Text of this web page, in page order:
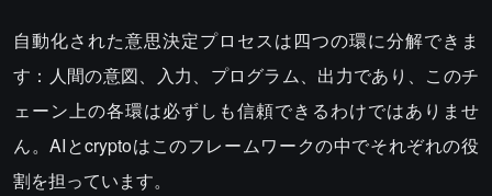
自動化された意思決定プロセスは四つの環に分解できま
す：人間の意図、入力、プログラム、出力であり、このチ
ェーン上の各環は必ずしも信頼できるわけではありませ
ん。AIとcryptoはこのフレームワークの中でそれぞれの役
割を担っています。